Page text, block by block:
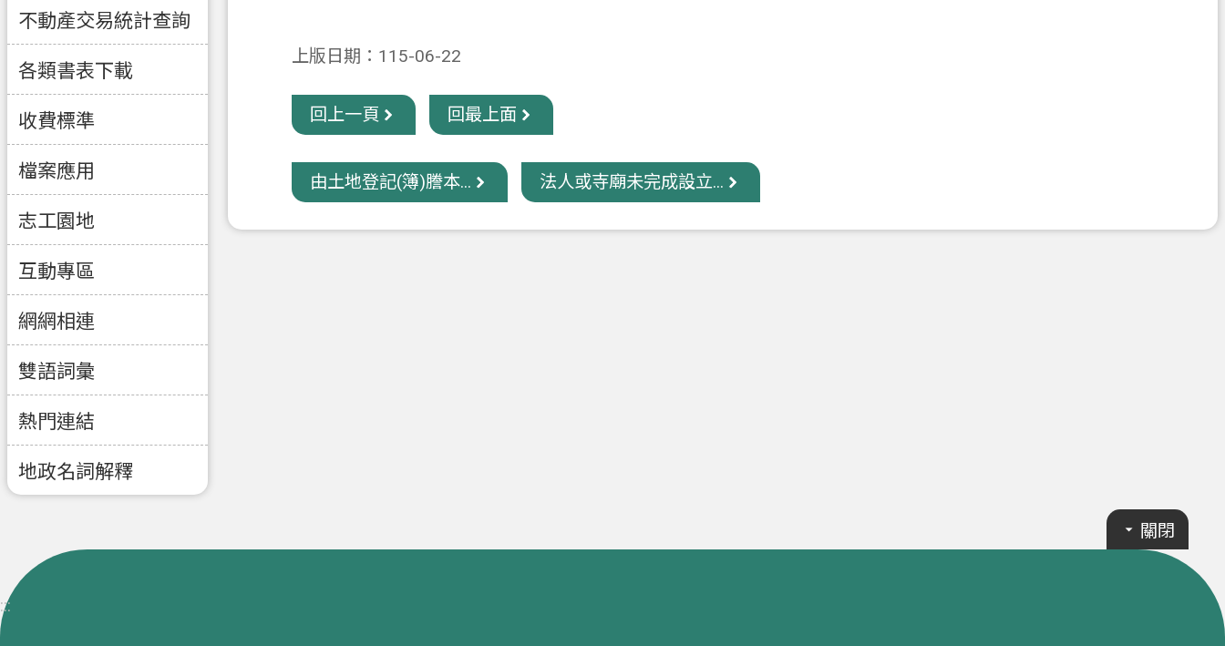
不動產交易統計查詢
各類書表下載
收費標準
檔案應用
志工園地
互動專區
網網相連
雙語詞彙
熱門連結
地政名詞解釋
上版日期：115-06-22
回上一頁 回最上面
由土地登記(簿)謄本... 法人或寺廟未完成設立...
關閉
:::